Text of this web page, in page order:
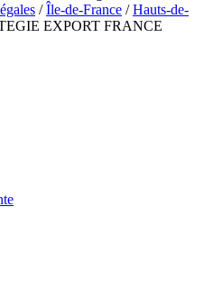
/Île-de-France /Hauts-de-
EXPORT FRANCE